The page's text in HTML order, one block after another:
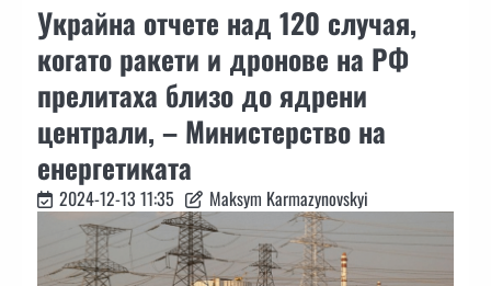
Украйна отчете над 120 случая,
когато ракети и дронове на РФ
прелитаха близо до ядрени
централи, – Министерство на
енергетиката
2024-12-13 11:35 Maksym Karmazynovskyi